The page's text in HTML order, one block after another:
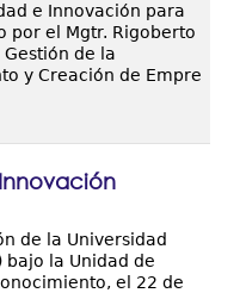
e Innovación para
por el Mgtr. Rigoberto
de la
y Creación de Empre
de la Universidad
bajo la Unidad de
el 22 de